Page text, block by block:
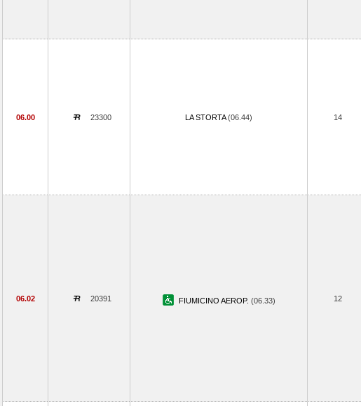
06.00 23300 LA STORTA(06.44) 14
06.02 20391 FIUMICINO AEROP. (06.33) 12